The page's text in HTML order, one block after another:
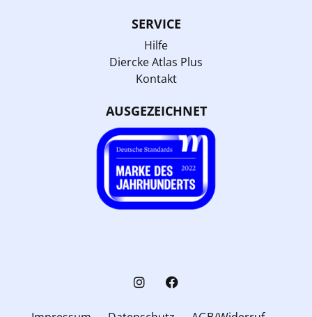
SERVICE
Hilfe
Diercke Atlas Plus
Kontakt
AUSGEZEICHNET